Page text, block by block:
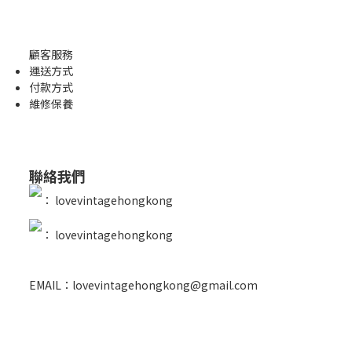
顧客服務
運送方式
付款方式
維修保養
聯絡我們
： lovevintagehongkong
： lovevintagehongkong
EMAIL：lovevintagehongkong@gmail.com